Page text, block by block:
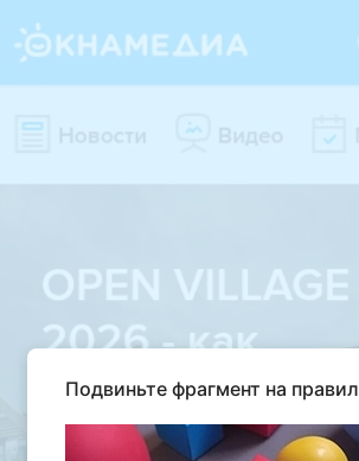
Подвиньте фрагмент на